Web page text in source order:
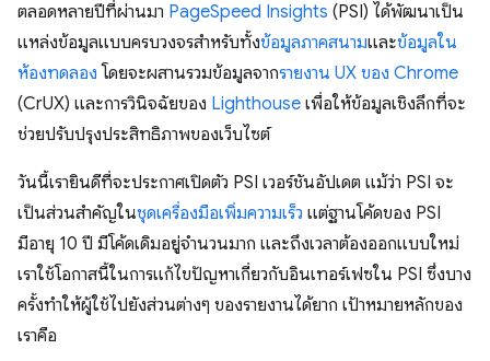
ตลอดหลายปีที่ผ่านมา PageSpeed Insights (PSI) ได้พัฒนาเป็น
แหล่งข้อมูลแบบครบวงจรสำหรับทั้งข้อมูลภาคสนามและข้อมูลใน
ห้องทดลอง โดยจะผสานรวมข้อมูลจากรายงาน UX ของ Chrome
(CrUX) และการวินิจฉัยของ Lighthouse เพื่อให้ข้อมูลเชิงลึกที่จะ
ช่วยปรับปรุงประสิทธิภาพของเว็บไซต์
วันนี้เรายินดีที่จะประกาศเปิดตัว PSI เวอร์ชันอัปเดต แม้ว่า PSI จะ
เป็นส่วนสําคัญในชุดเครื่องมือเพิ่มความเร็ว แต่ฐานโค้ดของ PSI
มีอายุ 10 ปี มีโค้ดเดิมอยู่จํานวนมาก และถึงเวลาต้องออกแบบใหม่
เราใช้โอกาสนี้ในการแก้ไขปัญหาเกี่ยวกับอินเทอร์เฟซใน PSI ซึ่งบาง
ครั้งทำให้ผู้ใช้ไปยังส่วนต่างๆ ของรายงานได้ยาก เป้าหมายหลักของ
เราคือ